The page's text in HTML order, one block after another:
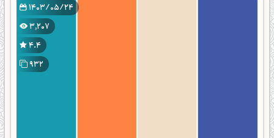
1403/05/24
3,207
4.4
932